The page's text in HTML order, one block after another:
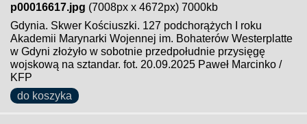
p00016617.jpg (7008px x 4672px) 7000kb
Gdynia. Skwer Kościuszki. 127 podchorążych I roku
Akademii Marynarki Wojennej im. Bohaterów Westerplatte
w Gdyni złożyło w sobotnie przedpołudnie przysięgę
wojskową na sztandar. fot. 20.09.2025 Paweł Marcinko /
KFP
do koszyka